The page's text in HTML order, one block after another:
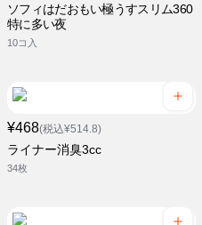
ソフィはだおもい極うすスリム360
特に多い夜
10コ入
¥468(税込¥514.8)
ライナー消臭3cc
34枚